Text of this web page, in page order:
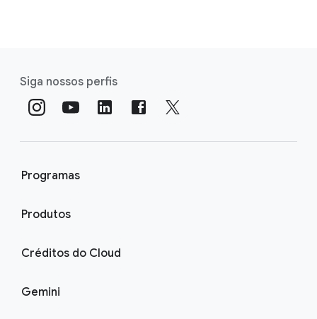
Siga nossos perfis
Programas
Produtos
Créditos do Cloud
Gemini